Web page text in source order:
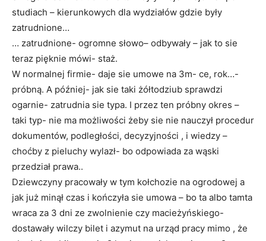
studiach – kierunkowych dla wydziałów gdzie były
zatrudnione…
… zatrudnione- ogromne słowo– odbywały – jak to sie
teraz pięknie mówi- staż.
W normalnej firmie- daje sie umowe na 3m- ce, rok…-
próbną. A później- jak sie taki żółtodziub sprawdzi
ogarnie- zatrudnia sie typa. I przez ten próbny okres –
taki typ- nie ma możliwości żeby sie nie nauczył procedur
dokumentów, podległości, decyzyjności , i wiedzy –
choćby z pieluchy wylazł- bo odpowiada za wąski
przedział prawa..
Dziewczyny pracowały w tym kołchozie na ogrodowej a
jak już minął czas i kończyła sie umowa – bo ta albo tamta
wraca za 3 dni ze zwolnienie czy macieżyńskiego-
dostawały wilczy bilet i azymut na urząd pracy mimo , że